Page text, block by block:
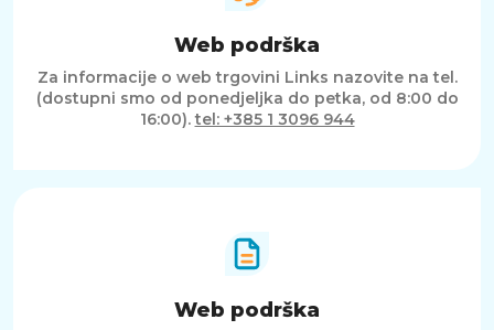
Web podrška
Za informacije o web trgovini Links nazovite na tel.
(dostupni smo od ponedjeljka do petka, od 8:00 do
16:00).tel: +385 1 3096 944
Web podrška